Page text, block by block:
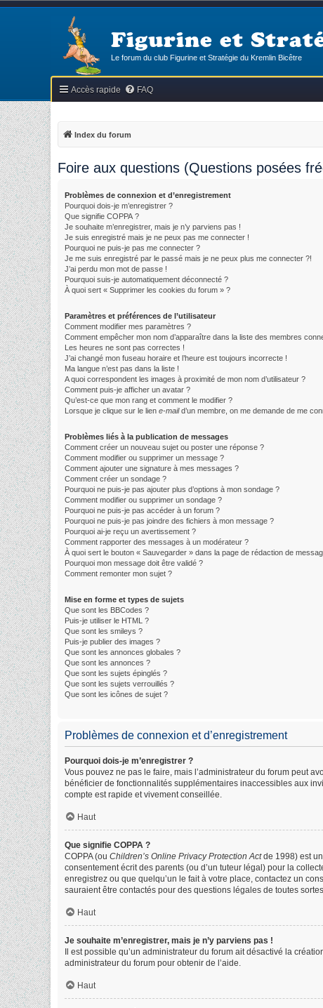
Figurine et
Le forum du club Figurine et Stratégie du Kremlin Bicêtre
Accès rapide FAQ
Index du forum
Foire aux questions (Questions posées
Problèmes de connexion et d’enregistrement
Pourquoi dois-je m’enregistrer ?
Que signifie COPPA ?
Je souhaite m’enregistrer, mais je n’y parviens pas !
Je suis enregistré mais je ne peux pas me connecter !
Pourquoi ne puis-je pas me connecter ?
Je me suis enregistré par le passé mais je ne peux plus me connecter ?!
J’ai perdu mon mot de passe !
Pourquoi suis-je automatiquement déconnecté ?
À quoi sert « Supprimer les cookies du forum » ?
Paramètres et préférences de l’utilisateur
Comment modifier mes paramètres ?
Comment empêcher mon nom d’apparaître dans la liste des membres
Les heures ne sont pas correctes !
J’ai changé mon fuseau horaire et l’heure est toujours incorrecte !
Ma langue n’est pas dans la liste !
A quoi correspondent les images à proximité de mon nom d’utilisateur ?
Comment puis-je afficher un avatar ?
Qu’est-ce que mon rang et comment le modifier ?
Lorsque je clique sur le lien e-maild’un membre, on me demande de me
Problèmes liés à la publication de messages
Comment créer un nouveau sujet ou poster une réponse ?
Comment modifier ou supprimer un message ?
Comment ajouter une signature à mes messages ?
Comment créer un sondage ?
Pourquoi ne puis-je pas ajouter plus d’options à mon sondage ?
Comment modifier ou supprimer un sondage ?
Pourquoi ne puis-je pas accéder à un forum ?
Pourquoi ne puis-je pas joindre des fichiers à mon message ?
Pourquoi ai-je reçu un avertissement ?
Comment rapporter des messages à un modérateur ?
À quoi sert le bouton « Sauvegarder » dans la page de rédaction de
Pourquoi mon message doit être validé ?
Comment remonter mon sujet ?
Mise en forme et types de sujets
Que sont les BBCodes ?
Puis-je utiliser le HTML ?
Que sont les smileys ?
Puis-je publier des images ?
Que sont les annonces globales ?
Que sont les annonces ?
Que sont les sujets épinglés ?
Que sont les sujets verrouillés ?
Que sont les icônes de sujet ?
Problèmes de connexion et d’enregistrement
Pourquoi dois-je m’enregistrer ?
Vous pouvez ne pas le faire, mais l’administrateur du forum peut
bénéficier de fonctionnalités supplémentaires inaccessibles aux
compte est rapide et vivement conseillée.
Haut
Que signifie COPPA ?
COPPA (ou Children’s Online Privacy Protection Actde 1998) est
consentement écrit des parents (ou d’un tuteur légal) pour la
enregistrez ou que quelqu’un le fait à votre place, contactez un
sauraient être contactés pour des questions légales de toutes
Haut
Je souhaite m’enregistrer, mais je n’y parviens pas !
Il est possible qu’un administrateur du forum ait désactivé la
administrateur du forum pour obtenir de l’aide.
Haut